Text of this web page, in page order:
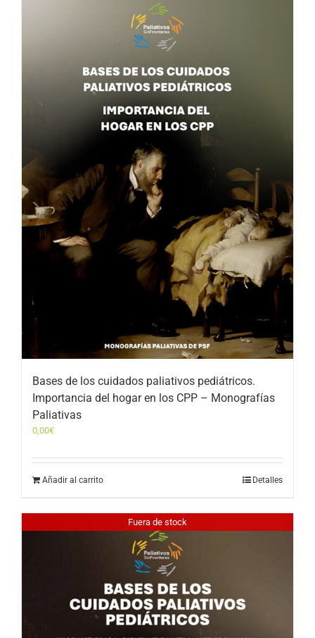
Bases de los cuidados paliativos pediátricos.
Importancia del hogar en los CPP – Monografías
Paliativas
0,00€
Añadir al carrito Detalles
Fuera de stock